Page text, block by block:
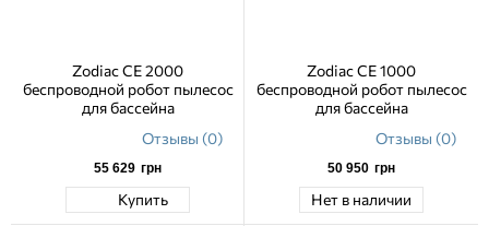
Zodiac СЕ 2000
беспроводной робот пылесос
для бассейна
Отзывы (0)
55 629 грн
Купить
Zodiac СЕ 1000
беспроводной робот пылесос
для бассейна
Отзывы (0)
50 950 грн
Нет в наличии